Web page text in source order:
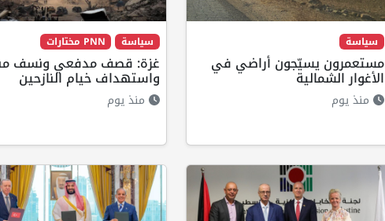
سياسة
مستعمرون يسيّجون أراضي في
الأغوار الشمالية
منذ يوم
سياسة PNN مختارات
غزة: قصف مدفعي ونسف
واستهداف خيام النازحين
منذ يوم